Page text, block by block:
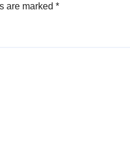
are marked *